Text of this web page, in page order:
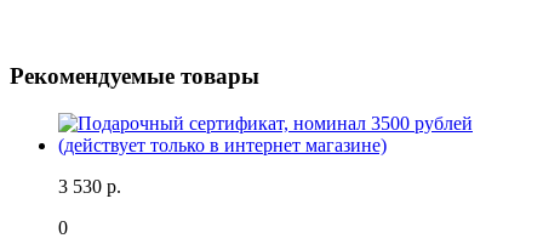
Рекомендуемые товары
3 530 р.
0